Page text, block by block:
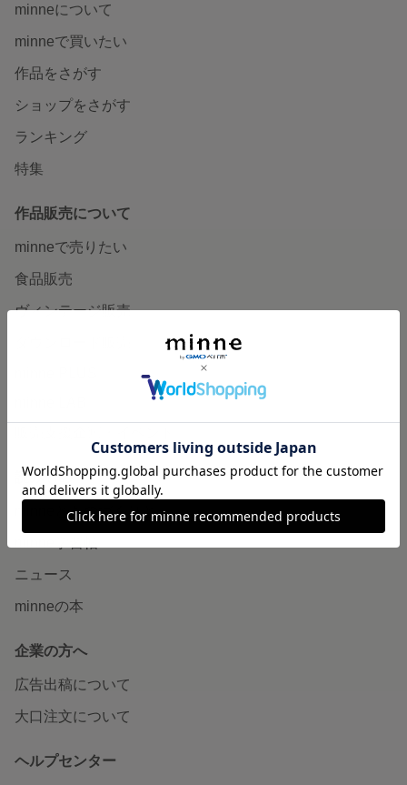
minneについて
minneで買いたい
作品をさがす
ショップをさがす
ランキング
特集
作品販売について
minneで売りたい
食品販売
ヴィンテージ販売
読みもの
minneとものづくりと
ニュース
minneの本
企業の方へ
広告出稿について
大口注文について
ヘルプセンター